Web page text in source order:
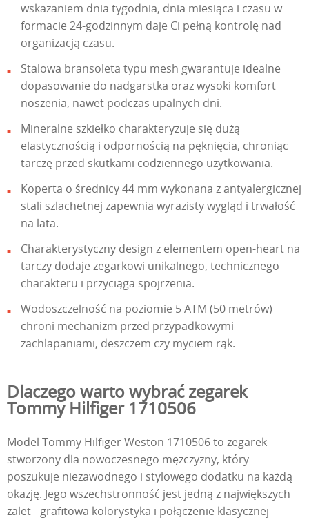
wskazaniem dnia tygodnia, dnia miesiąca i czasu w
formacie 24-godzinnym daje Ci pełną kontrolę nad
organizacją czasu.
Stalowa bransoleta typu mesh gwarantuje idealne
dopasowanie do nadgarstka oraz wysoki komfort
noszenia, nawet podczas upalnych dni.
Mineralne szkiełko charakteryzuje się dużą
elastycznością i odpornością na pęknięcia, chroniąc
tarczę przed skutkami codziennego użytkowania.
Koperta o średnicy 44 mm wykonana z antyalergicznej
stali szlachetnej zapewnia wyrazisty wygląd i trwałość
na lata.
Charakterystyczny design z elementem open-heart na
tarczy dodaje zegarkowi unikalnego, technicznego
charakteru i przyciąga spojrzenia.
Wodoszczelność na poziomie 5 ATM (50 metrów)
chroni mechanizm przed przypadkowymi
zachlapaniami, deszczem czy myciem rąk.
Dlaczego warto wybrać zegarek
Tommy Hilfiger 1710506
Model Tommy Hilfiger Weston 1710506 to zegarek
stworzony dla nowoczesnego mężczyzny, który
poszukuje niezawodnego i stylowego dodatku na każdą
okazję. Jego wszechstronność jest jedną z największych
zalet - grafitowa kolorystyka i połączenie klasycznej